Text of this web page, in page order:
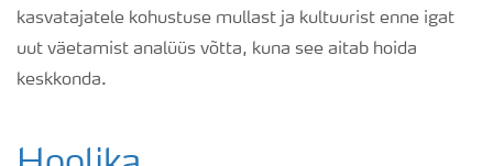
kasvatajatele kohustuse mullast ja kultuurist enne igat
uut väetamist analüüs võtta, kuna see aitab hoida
keskkonda.